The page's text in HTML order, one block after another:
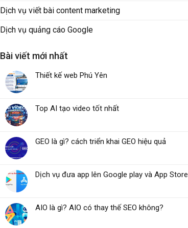
Dịch vụ viết bài content marketing
Dịch vụ quảng cáo Google
Bài viết mới nhất
Thiết kế web Phú Yên
Top AI tạo video tốt nhất
GEO là gì? cách triển khai GEO hiệu quả
Dịch vụ đưa app lên Google play và App Store
AIO là gì? AIO có thay thế SEO không?